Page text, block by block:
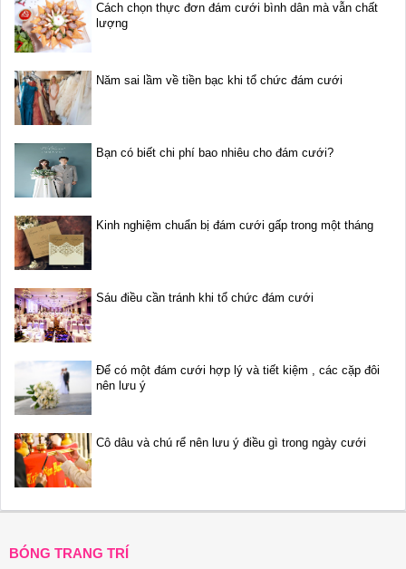
Cách chọn thực đơn đám cưới bình dân mà vẫn chất
lượng
Năm sai lầm về tiền bạc khi tổ chức đám cưới
Bạn có biết chi phí bao nhiêu cho đám cưới?
Kinh nghiệm chuẩn bị đám cưới gấp trong một tháng
Sáu điều cần tránh khi tổ chức đám cưới
Để có một đám cưới hợp lý và tiết kiệm , các cặp đôi
nên lưu ý
Cô dâu và chú rể nên lưu ý điều gì trong ngày cưới
BÓNG TRANG TRÍ